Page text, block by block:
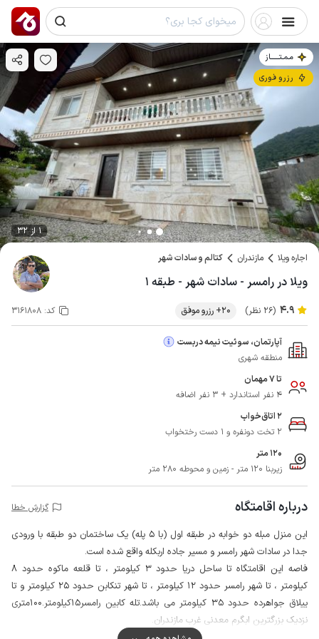
مـمـتــــــاز
رزرو فوری
1 از 32
اجاره ویلا مازندران کتالم و سادات شهر
ویلا در رامسر - سادات شهر - طبقه ۱
4.9 (26 نظر) 20+ رزرو موفق کد: 3161808
آپارتمان، سوئیت نیمه دربست
منطقه شهری
تا 7 مهمان
4 نفر استاندارد + 3 نفر اضافه
2 اتاق‌خواب
2 تخت دونفره و 1 دست رختخواب
120 متر
زیربنا 120 متر - زمین و محوطه 280 متر
درباره اقامتگاه گزارش خطا
این منزل مبله دو خوابه در طبقه اول (با 5 پله) یک ساختمان دو طبقه با ورودی
جدا در سادات شهر رامسر و مسیر جاده اربکله واقع شده است.
فاصه این اقامتگاه تا ساحل دریا حدود 3 کیلومتر ، تا قلعه ماکوه حدود 8
کیلومتر ، تا شهر رامسر حدود 12 کیلومتر ، تا شهر تنکابن حدود 25 کیلومتر و تا
ییلاق جواهرده حدود 35 کیلومتر می باشد.تله کابین رامسر15کیلومتر.100متری
نزدیک بزرگترین ابگرم معدنی غرب مازندران.